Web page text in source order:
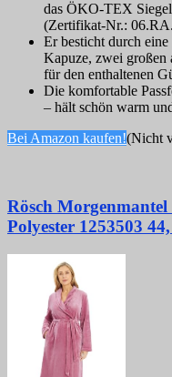
das ÖKO-TEX
(Zertifikat-Nr.:
Er besticht durch
Kapuze, zwei großen
für den enthaltenen
Die komfortable
– hält schön warm
Bei Amazon kaufen!(Nicht
Rösch
Polyester 1253503